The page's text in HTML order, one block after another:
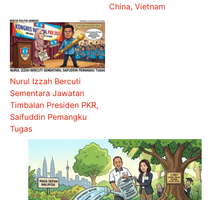
China, Vietnam
Nurul Izzah Bercuti
Sementara Jawatan
Timbalan Presiden PKR,
Saifuddin Pemangku
Tugas